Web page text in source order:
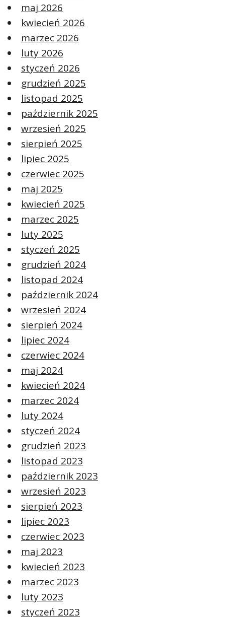
maj 2026
kwiecień 2026
marzec 2026
luty 2026
styczeń 2026
grudzień 2025
listopad 2025
październik 2025
wrzesień 2025
sierpień 2025
lipiec 2025
czerwiec 2025
maj 2025
kwiecień 2025
marzec 2025
luty 2025
styczeń 2025
grudzień 2024
listopad 2024
październik 2024
wrzesień 2024
sierpień 2024
lipiec 2024
czerwiec 2024
maj 2024
kwiecień 2024
marzec 2024
luty 2024
styczeń 2024
grudzień 2023
listopad 2023
październik 2023
wrzesień 2023
sierpień 2023
lipiec 2023
czerwiec 2023
maj 2023
kwiecień 2023
marzec 2023
luty 2023
styczeń 2023